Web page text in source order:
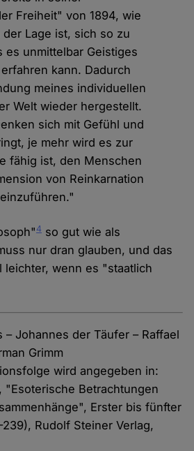
Freiheit" von 1894, wie
Lage ist, sich so zu
es unmittelbar Geistiges
kann. Dadurch
meines individuellen
Welt wieder hergestellt.
sich mit Gefühl und
je mehr wird es zur
fähig ist, den Menschen
von Reinkarnation
4 so gut wie als
nur dran glauben, und das
wenn es "staatlich
– Johannes der Täufer – Raffael
Grimm
wird angegeben in:
"Esoterische Betrachtungen
Erster bis fünfter
Rudolf Steiner Verlag,